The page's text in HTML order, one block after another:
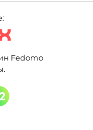
Fedomo